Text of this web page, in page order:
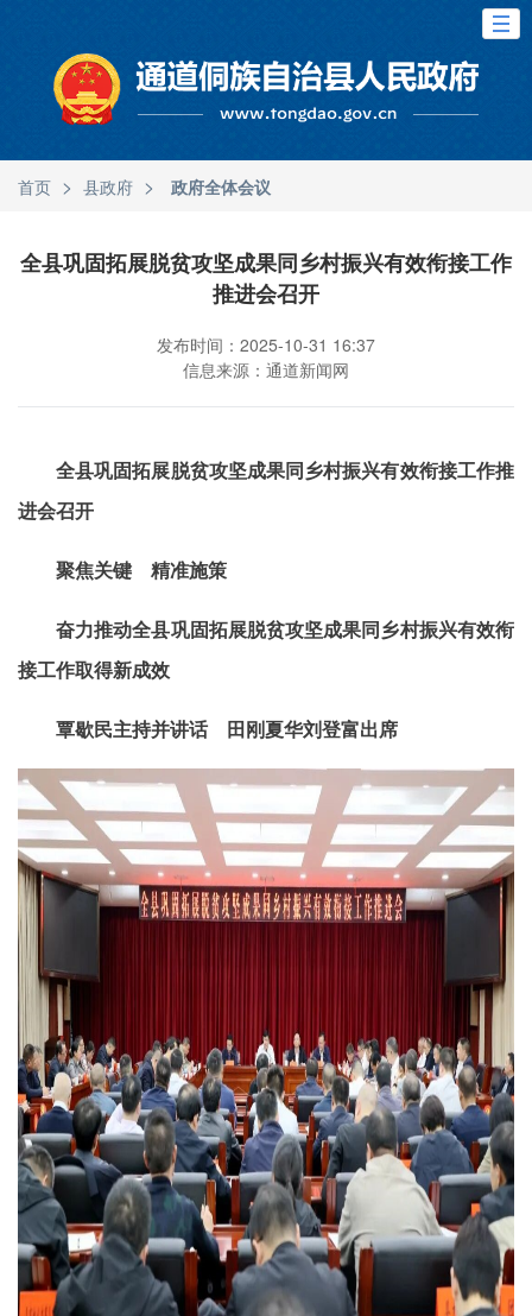
首页 > 县政府 > 政府全体会议
全县巩固拓展脱贫攻坚成果同乡村振兴有效衔接工作
推进会召开
发布时间：2025-10-31 16:37
信息来源：通道新闻网
全县巩固拓展脱贫攻坚成果同乡村振兴有效衔接工作推
进会召开
聚焦关键 精准施策
奋力推动全县巩固拓展脱贫攻坚成果同乡村振兴有效衔
接工作取得新成效
覃歇民主持并讲话 田刚夏华刘登富出席